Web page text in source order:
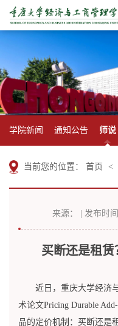
学院新闻 通知公告 师说
当前您的位置： 首页 <
来源： | 发布时间
买断还是租赁
近日，重庆大学经济
术论文Pricing Durable
品的定价机制：买断还是